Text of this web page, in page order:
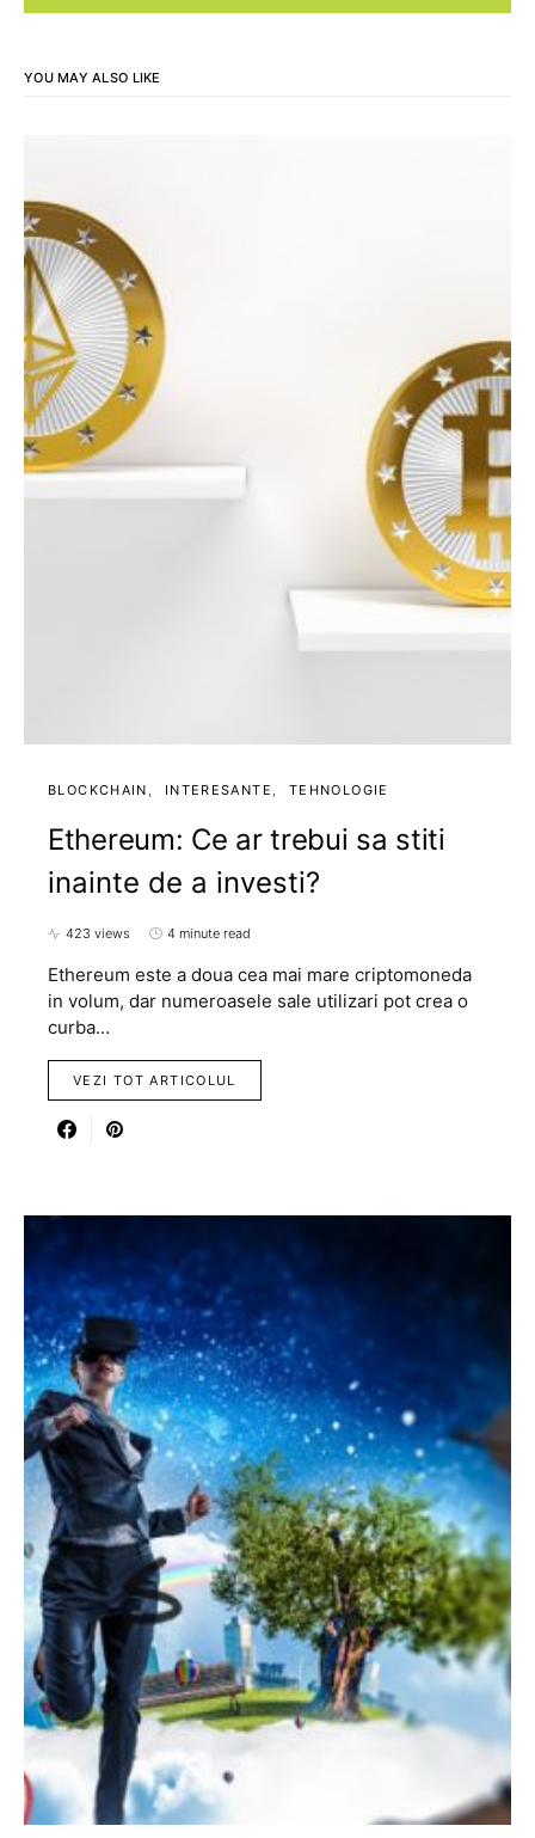
YOU MAY ALSO LIKE
BLOCKCHAIN INTERESANTE TEHNOLOGIE
Ethereum: Ce ar trebui sa stiti
inainte de a investi?
423 views 4 minute read
Ethereum este a doua cea mai mare criptomoneda
in volum, dar numeroasele sale utilizari pot crea o
curba…
VEZI TOT ARTICOLUL